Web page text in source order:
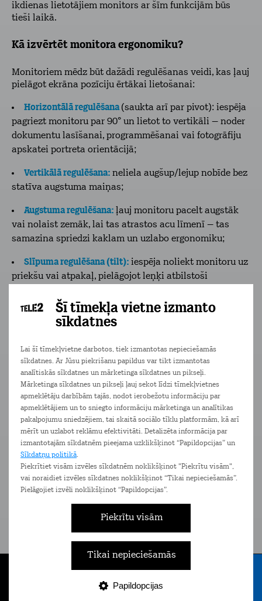
Šī tīmekļa vietne izmanto
sīkdatnes
Lai šī tīmekļvietne darbotos, tiek izmantotas nepieciešamās
sīkdatnes. Ar Jūsu piekrišanu papildus var tikt izmantotas
analītiskās sīkdatnes un mārketinga sīkdatnes un pikseļi.
Mārketinga sīkdatnes un pikseļi ļauj sekot līdzi tīmekļvietnes
apmeklētāju darbībām tajās, nodot ierobežotu informāciju par
apmeklētājiem un to sniegto informāciju mārketinga un analītikas
pakalpojumu sniedzējiem, tai skaitā sociālo tīklu platformām, kā arī
mērīt un uzlabot reklāmu efektivitāti. Detalizēta informācija par
izmantotajām sīkdatnēm pieejama uzklikšķinot “Papildopcijas” un
Sīkdatņu politikā.
Piekrītiet visām izvēles sīkdatnēm noklikšķinot "Piekrītu visām",
vai noraidiet izvēles sīkdatnes noklikšķinot “Tikai nepieciešamās”.
Pielāgojiet izvēli noklikšķinot “Papildopcijas”.
Piekrītu visām
Tikai nepieciešamās
Papildopcijas
E-veikals
ikdienas lietotājiem monitors ar šīm funkcijām būs
tieši laikā.
Kā izvērtēt monitora ergonomiku?
Monitoriem mēdz būt dažādi regulēšanas veidi, kas ļauj
pielāgot ekrāna pozīciju ērtākai lietošanai:
Horizontālā regulēšana (saukta arī par pivot): iespēja
pagriezt monitoru par 90° un lietot to vertikāli – noder
dokumentu lasīšanai, programmēšanai vai fotogrāfiju
apskatei portreta orientācijā;
Vertikālā regulēšana: neliela augšup/lejup nobīde bez
statīva augstuma maiņas;
Augstuma regulēšana: ļauj monitoru pacelt augstāk
vai nolaist zemāk, lai tas atrastos acu līmenī – tas
samazina spriedzi kaklam un uzlabo ergonomiku;
Slīpuma regulēšana (tilt): iespēja noliekt monitoru uz
priekšu vai atpakaļ, pielāgojot leņķi atbilstoši
Grozāms (swivel):monitors griežas uz sāniem (pa
kreisi un pa labi), piemēram, lai parādītu kolēģim
Ierīces Pakalpojumi Komplimenti
Tarifi skolēniem un
studentiem
Īpaši izdevīgi piedāvājumi bērniem